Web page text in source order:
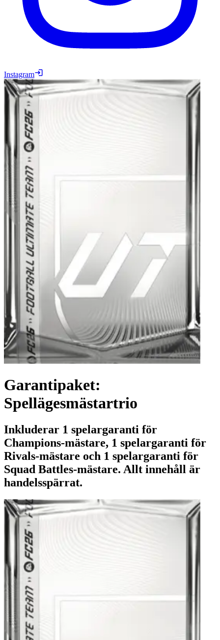
Instagram
Garantipaket:
Spellägesmästartrio
Inkluderar 1 spelargaranti för
Champions-mästare, 1 spelargaranti för
Rivals-mästare och 1 spelargaranti för
Squad Battles-mästare. Allt innehåll är
handelsspärrat.